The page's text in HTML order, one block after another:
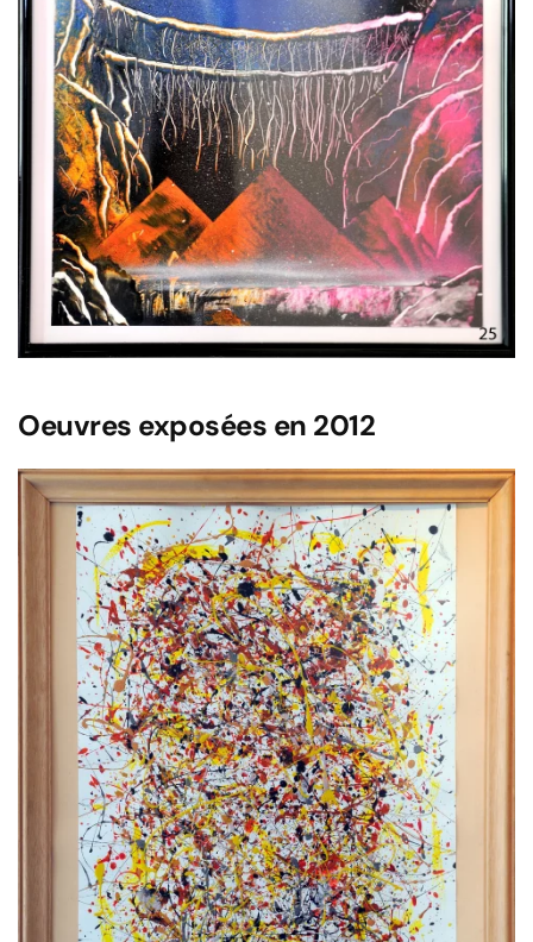
Voir l'image
Oeuvres exposées en 2012
Voir l'image